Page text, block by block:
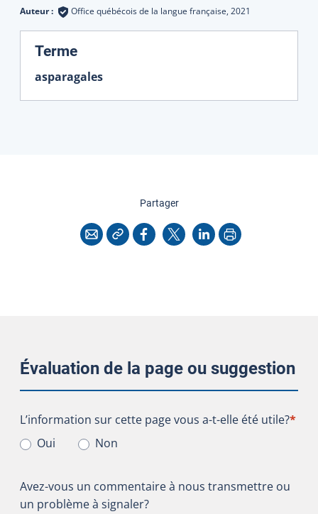
Auteur : Office québécois de la langue française, 2021
Terme:
asparagales
Partagercette page
CourrielCopier l'adresse
Facebook
X LinkedInImprimer
Évaluation de la page ou suggestion
L’information sur cette page vous a-t-elle été utile?
L’information sur cette page vous a-t-elle été utile?*
Oui
Non
Avez-vous un commentaire à nous transmettre ou
un problème à signaler?